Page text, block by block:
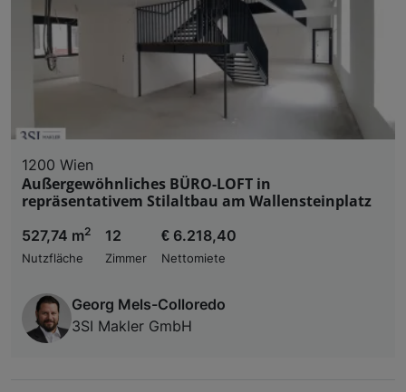
1200 Wien
Außergewöhnliches BÜRO-LOFT in
repräsentativem Stilaltbau am Wallensteinplatz
527,74 m2
Nutzfläche
12
Zimmer
€ 6.218,40
Nettomiete
Georg Mels-Colloredo
3SI Makler GmbH